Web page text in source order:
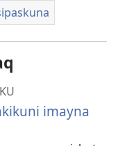
imayna